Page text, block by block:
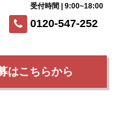
0120-547-252
受付時間 | 9:00~18:00
はこちらから